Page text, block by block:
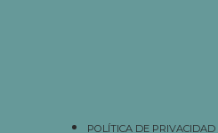
POLÍTICA DE PRIVACIDAD